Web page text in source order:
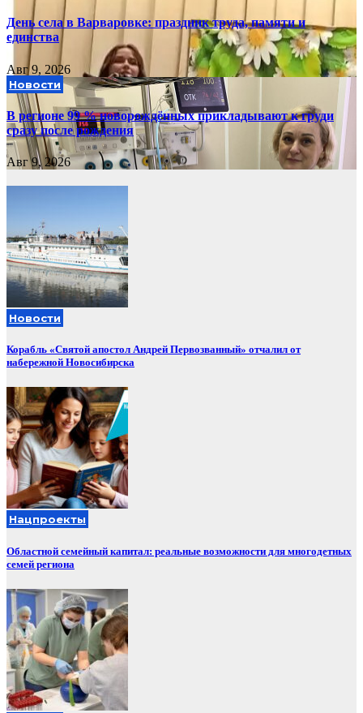
День села в Варваровке: праздник труда, памяти и
единства
Авг 9, 2026
Новости
В регионе 99 % новорождённых прикладывают к груди
сразу после рождения
Авг 9, 2026
Новости
Корабль «Святой апостол Андрей Первозванный» отчалил от
набережной Новосибирска
Нацпроекты
Областной семейный капитал: реальные возможности для многодетных
семей региона